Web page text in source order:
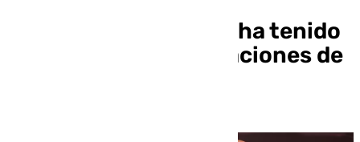
Rubiales desvela que ha tenido
dos ofertas de federaciones de